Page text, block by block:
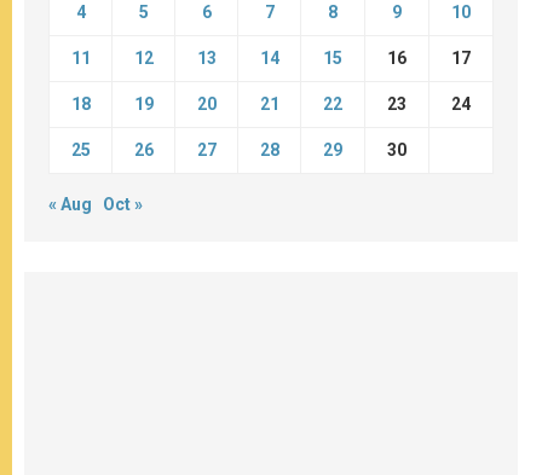
4 5 6 7 8 9 10
11 12 13 14 15 16 17
18 19 20 21 22 23 24
25 26 27 28 29 30
« Aug Oct »